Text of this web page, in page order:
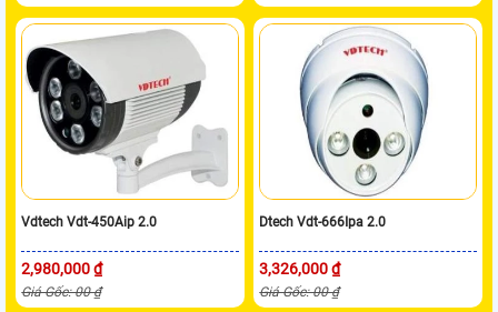
Vdtech Vdt-450Aip 2.0
2,980,000 ₫
Giá Gốc: 00 ₫
Dtech Vdt-666Ipa 2.0
3,326,000 ₫
Giá Gốc: 00 ₫